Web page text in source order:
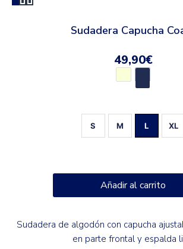
Sudadera Capucha
49,90€
S M L XL
Añadir al carrito
Sudadera de algodón con capucha
en parte frontal y espalda